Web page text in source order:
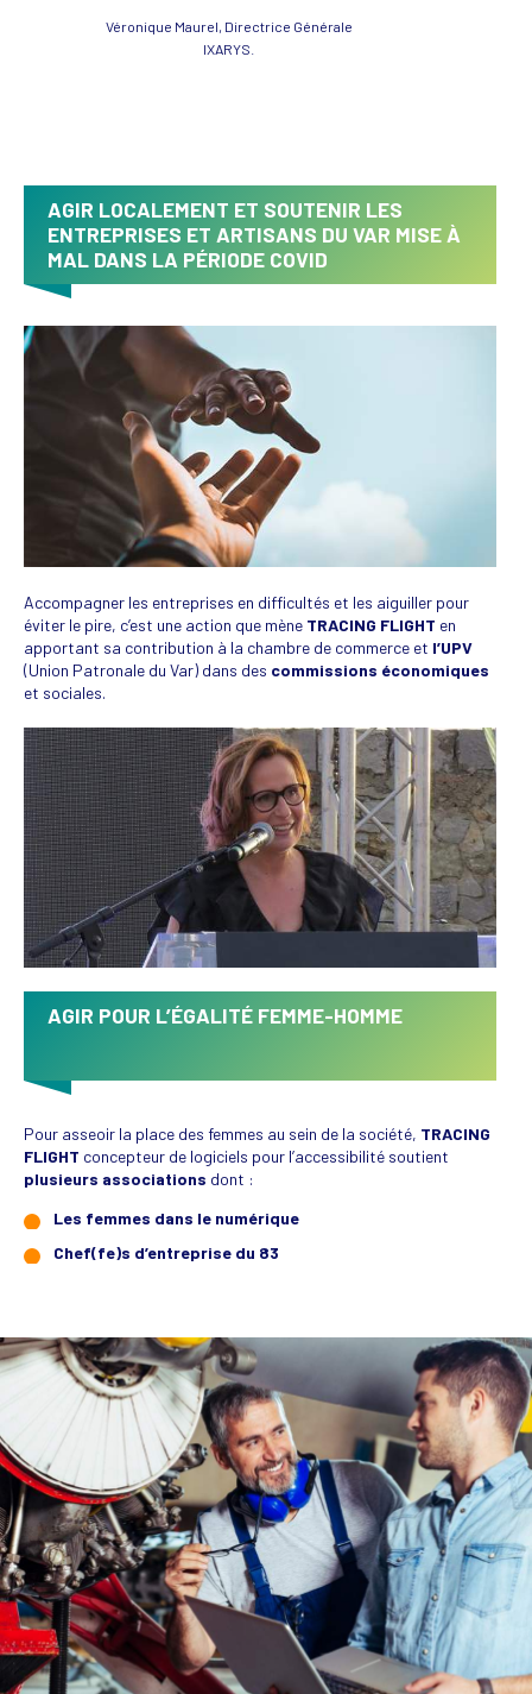
Véronique Maurel, Directrice Générale
IXARYS.
AGIR LOCALEMENT ET SOUTENIR LES
ENTREPRISES ET ARTISANS DU VAR MISE À
MAL DANS LA PÉRIODE COVID
Accompagner les entreprises en difficultés et les aiguiller pour
éviter le pire, c’est une action que mène TRACING FLIGHT en
apportant sa contribution à la chambre de commerce et l’UPV
(Union Patronale du Var) dans des commissions économiques
et sociales.
AGIR POUR L’ÉGALITÉ FEMME-HOMME
Pour asseoir la place des femmes au sein de la société, TRACING
FLIGHT concepteur de logiciels pour l’accessibilité soutient
plusieurs associations dont :
Les femmes dans le numérique
Chef(fe)s d’entreprise du 83